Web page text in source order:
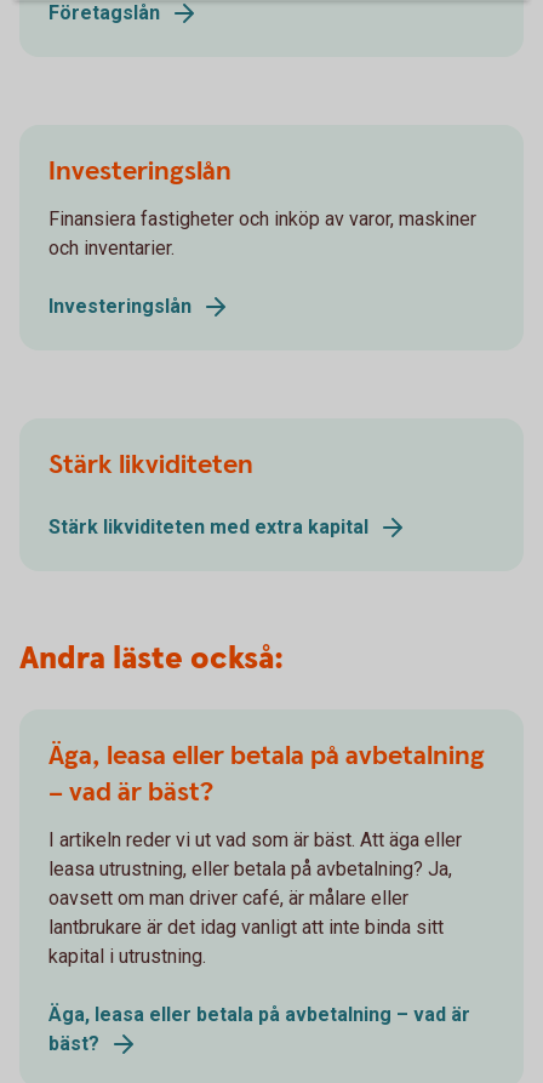
Företagslån
Investeringslån
Finansiera fastigheter och inköp av varor, maskiner
och inventarier.
Investeringslån
Stärk likviditeten
Stärk likviditeten med extra kapital
Andra läste också:
Äga, leasa eller betala på avbetalning
– vad är bäst?
I artikeln reder vi ut vad som är bäst. Att äga eller
leasa utrustning, eller betala på avbetalning? Ja,
oavsett om man driver café, är målare eller
lantbrukare är det idag vanligt att inte binda sitt
kapital i utrustning.
Äga, leasa eller betala på avbetalning – vad är
bäst?